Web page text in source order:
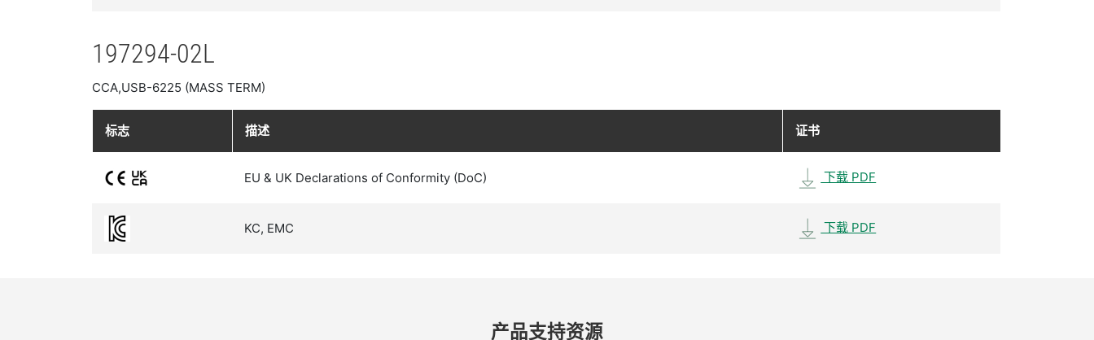
197294-02L
CCA,USB-6225 (MASS TERM)
标志 描述 证书
EU & UK Declarations of Conformity (DoC) 下载 PDF
KC, EMC 下载 PDF
产品​支持​资源